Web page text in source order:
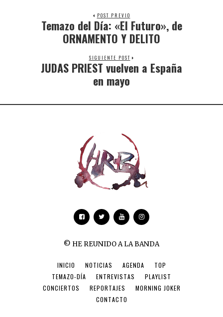
POST PREVIO
Temazo del Día: «El Futuro», de
ORNAMENTO Y DELITO
SIGUIENTE POST
JUDAS PRIEST vuelven a España
en mayo
© HE REUNIDO A LA BANDA
INICIO NOTICIAS AGENDA
TOP
TEMAZO-DÍA
ENTREVISTAS
PLAYLIST
CONCIERTOS
REPORTAJES
MORNING JOKER
CONTACTO